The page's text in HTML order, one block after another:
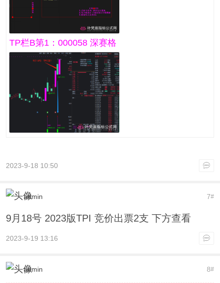
TP栏B第1：000058 深赛格
2023-9-18 10:50
7#
admin
9月18号 2023版TPI 竞价出票2支 下方查看
2023-9-19 13:16
8#
admin